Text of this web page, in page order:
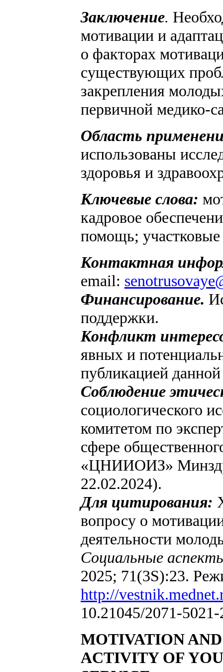
Заключение.
мотивации и
о факторах
существующих
закрепления
первичной медико-
Область
использованы
здоровья и
Ключевые слова:
кадровое
помощь; участковые
Контактная
email:
Финансирование.
поддержки.
Конфликт
явных и
публикацией данной
Соблюдение
социологического
комитетом по
сфере
«ЦНИИОИЗ»
22.02.2024).
Для цитирования:
вопросу о
деятельности
Социальные
2025; 71(3S):23.
http://
10.21045/2071-
MOTIVATION
ACTIVITY OF